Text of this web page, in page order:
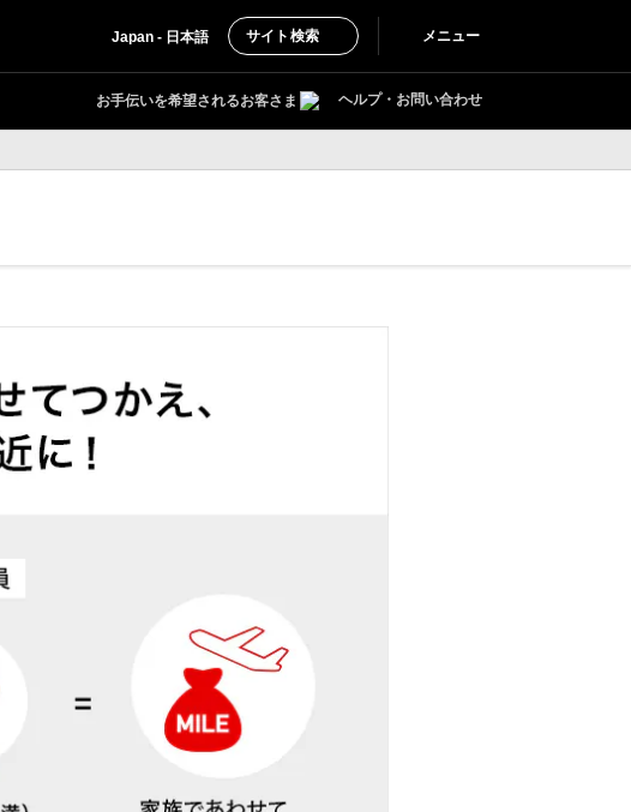
Japan - 日本語 サイト検索 メニュー
お手伝いを希望されるお客さま ヘルプ・お問い合わせ